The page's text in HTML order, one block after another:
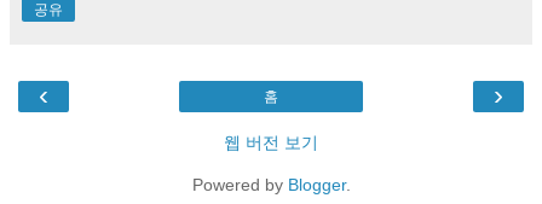
공유
‹ ›
홈
웹 버전 보기
Powered by Blogger.